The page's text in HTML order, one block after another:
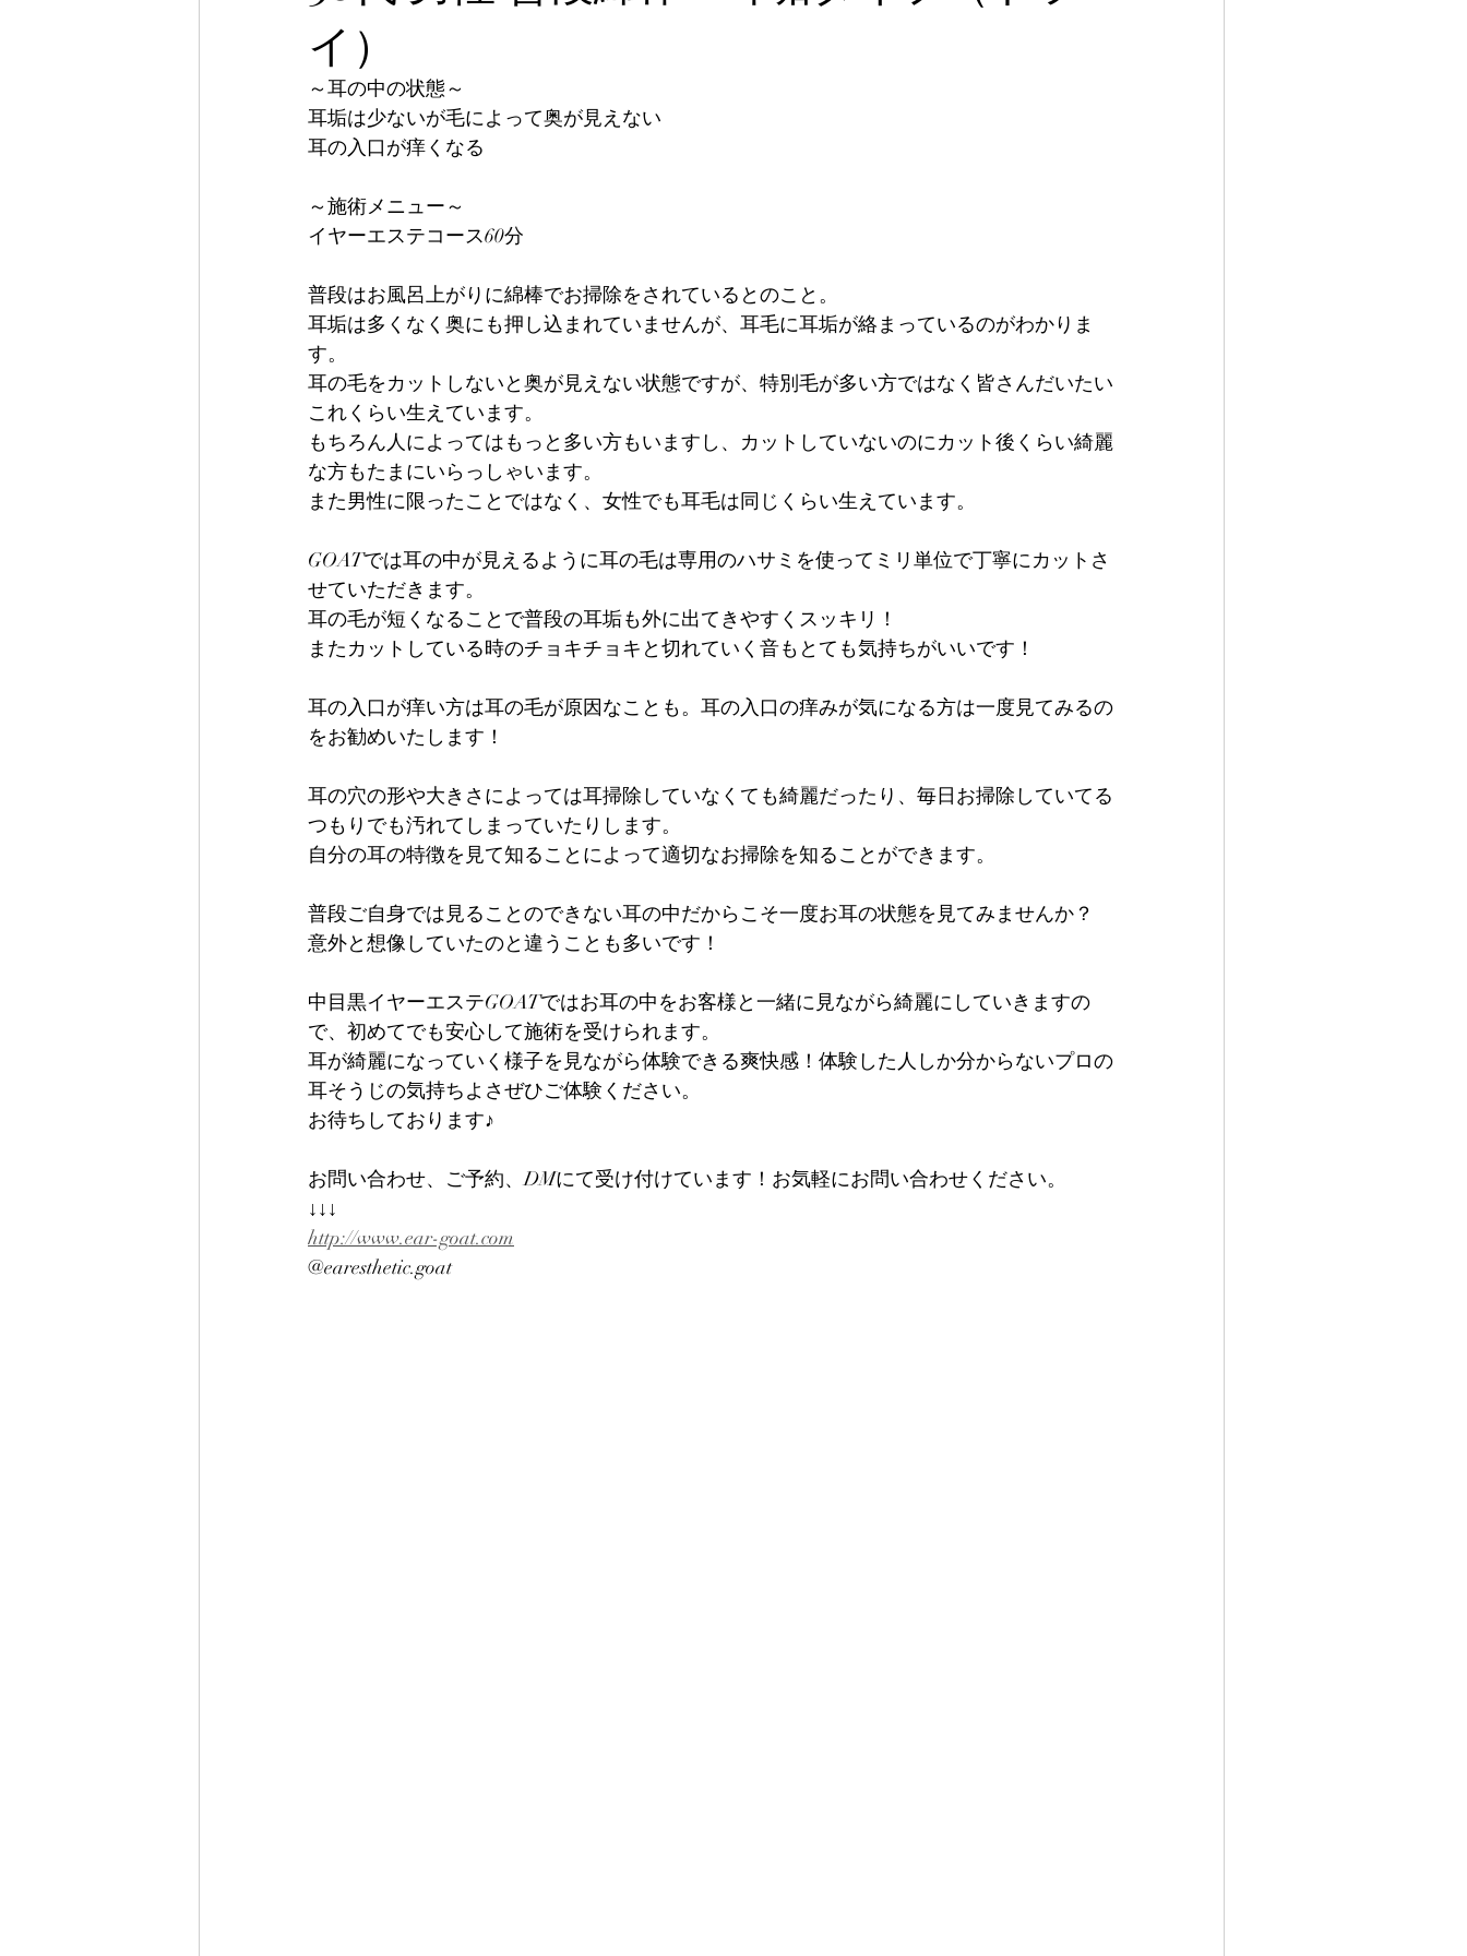
イ）
～耳の中の状態～
耳垢は少ないが毛によって奥が見えない
耳の入口が痒くなる
～施術メニュー～
イヤーエステコース60分
普段はお風呂上がりに綿棒でお掃除をされているとのこと。
耳垢は多くなく奥にも押し込まれていませんが、耳毛に耳垢が絡まっているのがわかりま
す。
耳の毛をカットしないと奥が見えない状態ですが、特別毛が多い方ではなく皆さんだいたい
これくらい生えています。
もちろん人によってはもっと多い方もいますし、カットしていないのにカット後くらい綺麗
な方もたまにいらっしゃいます。
また男性に限ったことではなく、女性でも耳毛は同じくらい生えています。
GOATでは耳の中が見えるように耳の毛は専用のハサミを使ってミリ単位で丁寧にカットさ
せていただきます。
耳の毛が短くなることで普段の耳垢も外に出てきやすくスッキリ！
またカットしている時のチョキチョキと切れていく音もとても気持ちがいいです！
耳の入口が痒い方は耳の毛が原因なことも。耳の入口の痒みが気になる方は一度見てみるの
をお勧めいたします！
耳の穴の形や大きさによっては耳掃除していなくても綺麗だったり、毎日お掃除していてる
つもりでも汚れてしまっていたりします。
自分の耳の特徴を見て知ることによって適切なお掃除を知ることができます。
普段ご自身では見ることのできない耳の中だからこそ一度お耳の状態を見てみませんか？
意外と想像していたのと違うことも多いです！
中目黒イヤーエステGOATではお耳の中をお客様と一緒に見ながら綺麗にしていきますの
で、初めてでも安心して施術を受けられます。
耳が綺麗になっていく様子を見ながら体験できる爽快感！体験した人しか分からないプロの
耳そうじの気持ちよさぜひご体験ください。
お待ちしております♪
お問い合わせ、ご予約、DMにて受け付けています！お気軽にお問い合わせください。
↓↓↓
http://www.ear-goat.com
@earesthetic.goat